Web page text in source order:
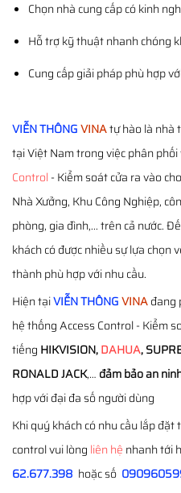
Chọn nhà cung cấp có kinh
Hỗ trợ kỹ thuật nhanh chóng
Cung cấp giải pháp phù hợp
VIỄN THÔNGVINAtự hào là nhà
tại Việt Nam trong việc phân
Control- Kiểm soát cửa ra vào
Nhà Xưởng, Khu Công Nghiệp,
phòng, gia đình,... trên cả nước.
khách có được nhiều sự lựa chọn
thành phù hợp với nhu cầu.
Hiện tạiVIỄN THÔNGVINAđang
hệ thống Access Control - Kiểm
tiếng HIKVISION,DAHUA,
RONALD JACK,… đảm bảo an
hợp với đại đa số người dùng
Khi quý khách có nhu cầu lắp
control vui lòng liên hệ nhanh tới
62.677.398 hoặc số